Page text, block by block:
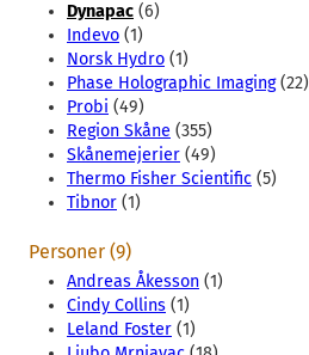
Dynapac (6)
Indevo (1)
Norsk Hydro (1)
Phase Holographic Imaging(22)
Probi (49)
Region Skåne (355)
Skånemejerier (49)
Thermo Fisher Scientific (5)
Tibnor (1)
Personer (9)
Andreas Åkesson (1)
Cindy Collins (1)
Leland Foster (1)